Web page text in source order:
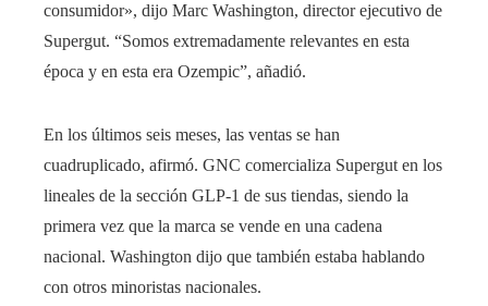
consumidor», dijo Marc Washington, director ejecutivo de
Supergut. “Somos extremadamente relevantes en esta
época y en esta era Ozempic”, añadió.
En los últimos seis meses, las ventas se han
cuadruplicado, afirmó. GNC comercializa Supergut en los
lineales de la sección GLP-1 de sus tiendas, siendo la
primera vez que la marca se vende en una cadena
nacional. Washington dijo que también estaba hablando
con otros minoristas nacionales.